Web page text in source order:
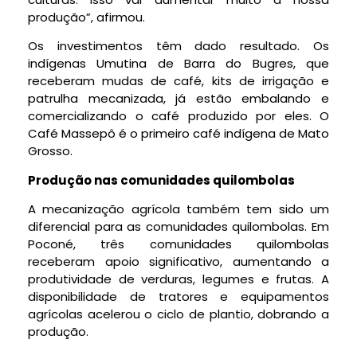
produção”, afirmou.
Os investimentos têm dado resultado. Os
indígenas Umutina de Barra do Bugres, que
receberam mudas de café, kits de irrigação e
patrulha mecanizada, já estão embalando e
comercializando o café produzido por eles. O
Café Massepô é o primeiro café indígena de Mato
Grosso.
Produção nas comunidades quilombolas
A mecanização agrícola também tem sido um
diferencial para as comunidades quilombolas. Em
Poconé, três comunidades quilombolas
receberam apoio significativo, aumentando a
produtividade de verduras, legumes e frutas. A
disponibilidade de tratores e equipamentos
agrícolas acelerou o ciclo de plantio, dobrando a
produção.